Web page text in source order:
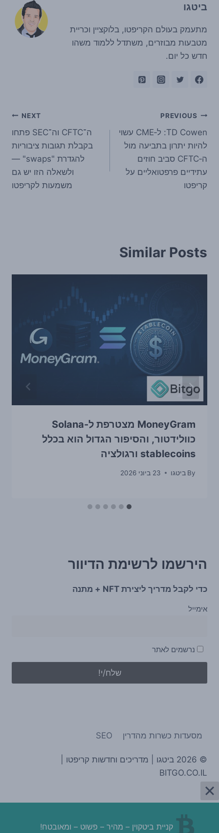
ביטגו
מתעמק בעולם הקריפטו, בלוקציין וכריית
מטבעות מבוזרים, משתדל ללמוד משהו
חדש כל יום.
ניווט
PREVIOUS
TD Cowen: ל‑CME עשוי
להיות יתרון בתביעה מול
ה‑CFTC סביב חוזים
עתידיים פרפטואליים על
קריפטו
NEXT
ה־CFTC וה־SEC פתחו
בקבלת תגובות ציבוריות
להגדרת "swaps" —
ולשאלה הזו יש גם
משמעות לקריפטו
Similar Posts
MoneyGram מצטרפת ל-Solana
כוולידטור, והסיפור הגדול הוא בכלל
stablecoins ורגולציה
By ביטגו 23 ביוני 2026
הירשמו לרשימת הדיוור
כדי לקבל מדריך ליצירת NFT + מתנה
אימייל
נרשמים לאתר
מסעדות כשרות מהדרין SEO
© 2026 ביטגו | מדריכים וחדשות קריפטו |
BITGO.CO.IL
קניית ביטקוין – מהיר – פשוט – ומאובטח!